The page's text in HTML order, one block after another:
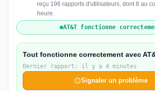
reçu 196 rapports d'utilisateurs, dont 8 au
heure.
AT&T fonctionne
Tout fonctionne correctement avec
Dernier rapport: il y a 4 minutes
Signaler un problème